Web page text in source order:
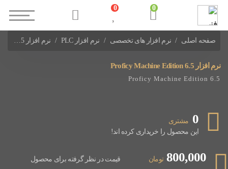
صفحه اصلی نرم افزار های تخصصی نرم افزار PLC
نرم افزار های PLC FANUC
نرم افزار Proficy Machine Edition 6.5
نرم افزار Proficy Machine Edition 6.5
Proficy Machine Edition 6.5
0 مشتری
این محصول را خریداری کرده اند!
800,000 تومان قیمت در نظر گرفته برای محصول
0
0